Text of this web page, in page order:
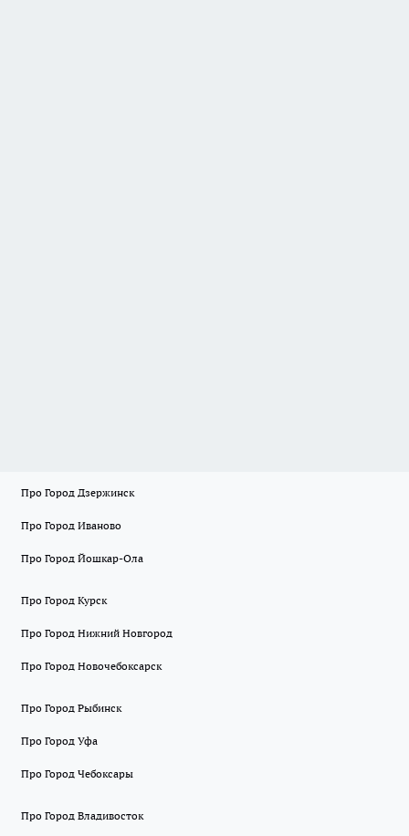
Про Город Дзержинск
Про Город Иваново
Про Город Йошкар-Ола
Про Город Курск
Про Город Нижний Новгород
Про Город Новочебоксарск
Про Город Рыбинск
Про Город Уфа
Про Город Чебоксары
Про Город Владивосток